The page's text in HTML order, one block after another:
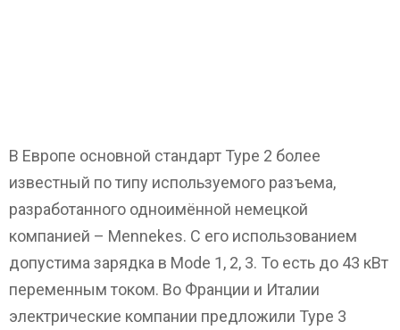
В Европе основной стандарт Type 2 более
известный по типу используемого разъема,
разработанного одноимённой немецкой
компанией – Mennekes. С его использованием
допустима зарядка в Mode 1, 2, 3. То есть до 43 кВт
переменным током. Во Франции и Италии
электрические компании предложили Type 3